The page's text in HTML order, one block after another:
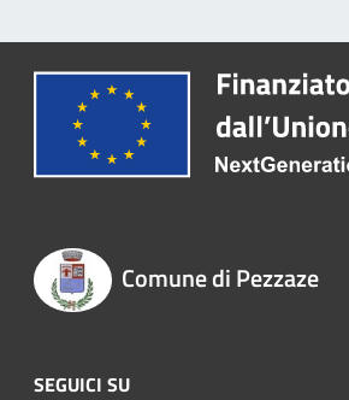
Comune di Pezzaze
SEGUICI SU